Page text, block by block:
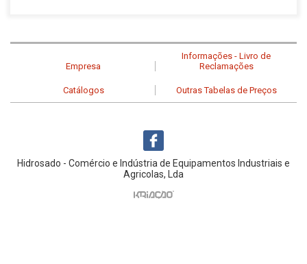
Empresa
Informações - Livro de
Reclamações
Catálogos Outras Tabelas de Preços
Hidrosado - Comércio e Indústria de Equipamentos Industriais e
Agricolas, Lda